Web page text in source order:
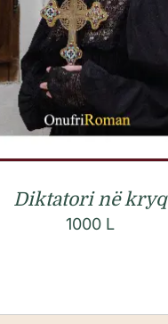
Diktatori në kryq
1000 L